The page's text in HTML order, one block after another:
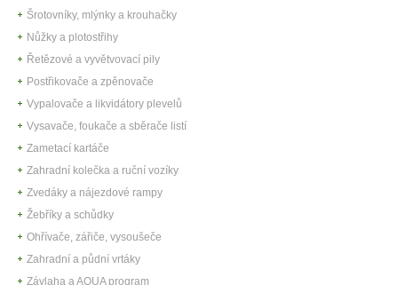
Šrotovníky, mlýnky a krouhačky
Nůžky a plotostřihy
Řetězové a vyvětvovací pily
Postřikovače a zpěnovače
Vypalovače a likvidátory plevelů
Vysavače, foukače a sběrače listí
Zametací kartáče
Zahradní kolečka a ruční vozíky
Zvedáky a nájezdové rampy
Žebříky a schůdky
Ohřívače, zářiče, vysoušeče
Zahradní a půdní vrtáky
Závlaha a AQUA program